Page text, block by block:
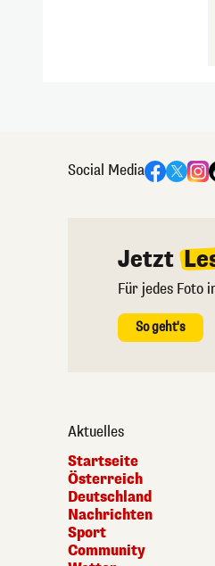
Social Media
Jetzt
Für jedes Foto
So geht's
Aktuelles
Startseite
Österreich
Deutschland
Nachrichten
Sport
Community